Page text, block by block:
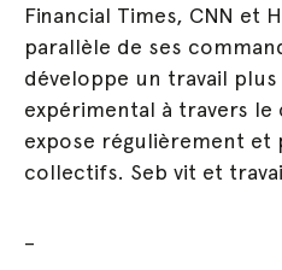
Financial Times, CNN et
parallèle de ses
développe un travail
expérimental à travers le
expose régulièrement et
collectifs. Seb vit et